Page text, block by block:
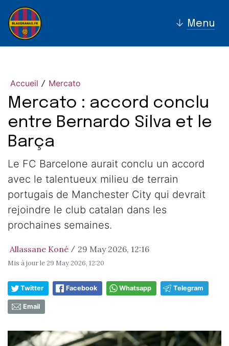
↓ Menu
Accueil / Mercato
Mercato : accord conclu
entre Bernardo Silva et le
Barça
Le FC Barcelone aurait conclu un accord
avec le talentueux milieu de terrain
portugais de Manchester City qui devrait
rejoindre le club catalan dans les
prochaines semaines.
Allassane Koné / 29 May 2026, 12:16
Mis à jour le29 May 2026, 12:20
Twitter Facebook Whatsapp Telegram
Email